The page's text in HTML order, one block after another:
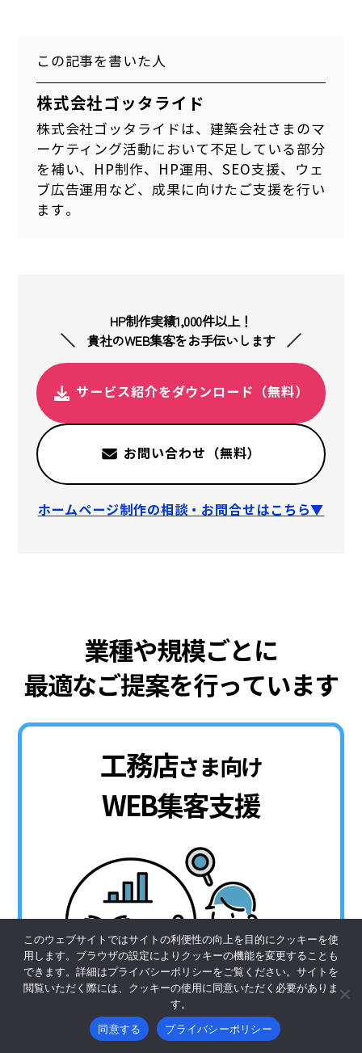
この記事を書いた人
株式会社ゴッタライド
株式会社ゴッタライドは、建築会社さまのマ
ーケティング活動において不足している部分
を補い、HP制作、HP運用、SEO支援、ウェ
ブ広告運用など、成果に向けたご支援を行い
ます。
HP制作実績1,000件以上！
貴社のWEB集客をお手伝いします
サービス紹介をダウンロード（無料）
お問い合わせ（無料）
ホームページ制作の相談・お問合せはこちら▼
業種や規模ごとに
最適なご提案を行っています
工務店さま向け
WEB集客支援
数名の工務店から、専任担当者がいる
このウェブサイトではサイトの利便性の向上を目的にクッキーを使
用します。ブラウザの設定によりクッキーの機能を変更することも
できます。詳細はプライバシーポリシーをご覧ください。サイトを
閲覧いただく際には、クッキーの使用に同意いただく必要がありま
す。
同意する
プライバシーポリシー